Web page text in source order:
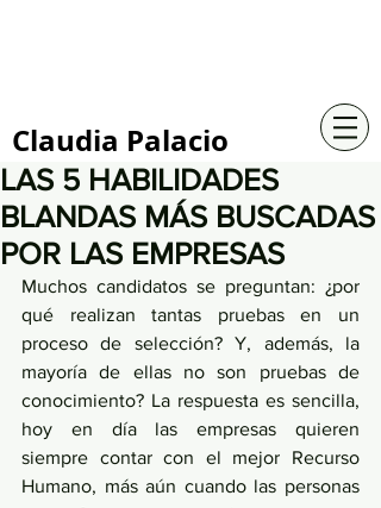
Claudia Palacio
LAS 5 HABILIDADES
BLANDAS MÁS BUSCADAS
POR LAS EMPRESAS
Muchos candidatos se preguntan: ¿por
qué realizan tantas pruebas en un
proceso de selección? Y, además, la
mayoría de ellas no son pruebas de
conocimiento? La respuesta es sencilla,
hoy en día las empresas quieren
siempre contar con el mejor Recurso
Humano, más aún cuando las personas